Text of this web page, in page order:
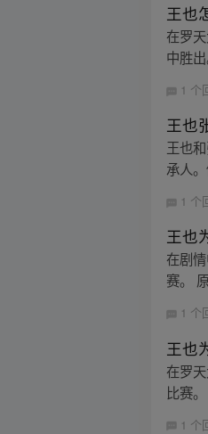
王也
在罗
中胜
1 个
王也
王也
承人
1 个
王也
在剧
赛。
1 个
王也
在罗
比赛
1 个